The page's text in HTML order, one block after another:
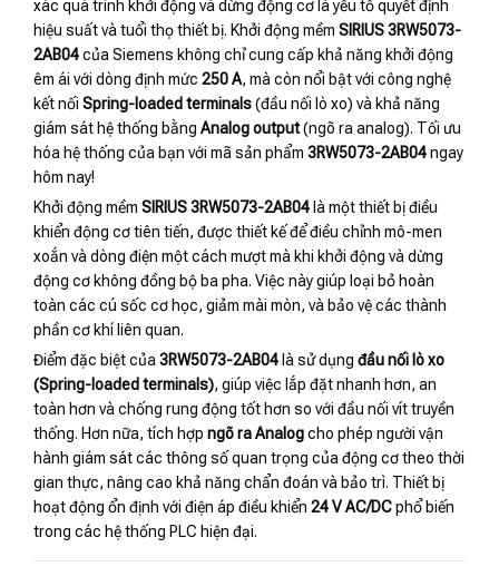
xác quá trình khởi động và dừng động cơ là yếu tố quyết định
hiệu suất và tuổi thọ thiết bị. Khởi động mềm SIRIUS 3RW5073-
2AB04của Siemens không chỉ cung cấp khả năng khởi động
êm ái với dòng định mức 250 A, mà còn nổi bật với công nghệ
kết nối Spring-loaded terminals(đầu nối lò xo) và khả năng
giám sát hệ thống bằng Analog output(ngõ ra analog). Tối ưu
hóa hệ thống của bạn với mã sản phẩm 3RW5073-2AB04ngay
hôm nay!
Khởi động mềm SIRIUS 3RW5073-2AB04 là một thiết bị điều
khiển động cơ tiên tiến, được thiết kế để điều chỉnh mô-men
xoắn và dòng điện một cách mượt mà khi khởi động và dừng
động cơ không đồng bộ ba pha. Việc này giúp loại bỏ hoàn
toàn các cú sốc cơ học, giảm mài mòn, và bảo vệ các thành
phần cơ khí liên quan.
Điểm đặc biệt của3RW5073-2AB04 là sử dụng đầu nối lò xo
(Spring-loaded terminals), giúp việc lắp đặt nhanh hơn, an
toàn hơn và chống rung động tốt hơn so với đầu nối vít truyền
thống. Hơn nữa, tích hợp ngõ ra Analogcho phép người vận
hành giám sát các thông số quan trọng của động cơ theo thời
gian thực, nâng cao khả năng chẩn đoán và bảo trì. Thiết bị
hoạt động ổn định với điện áp điều khiển 24 V AC/DCphổ biến
trong các hệ thống PLC hiện đại.